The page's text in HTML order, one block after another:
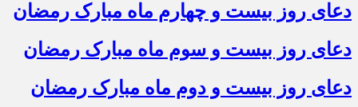
دعای روز بیست و چهارم ماه مبارک رمضان
دعای روز بیست و سوم ماه مبارک رمضان
دعای روز بیست و دوم ماه مبارک رمضان